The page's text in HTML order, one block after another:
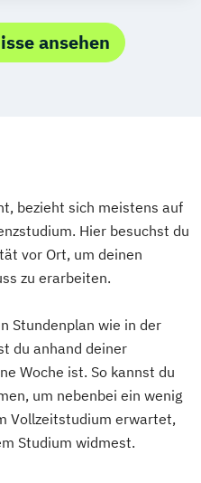
(EN)
Texten
PR-
Photography
Music
Innovation
ansehen
bezieht sich meistens auf
Hier besuchst du
vor Ort, um deinen
zu erarbeiten.
Stundenplan wie in der
du anhand deiner
Woche ist. So kannst du
um nebenbei ein wenig
Vollzeitstudium erwartet,
Studium widmest.